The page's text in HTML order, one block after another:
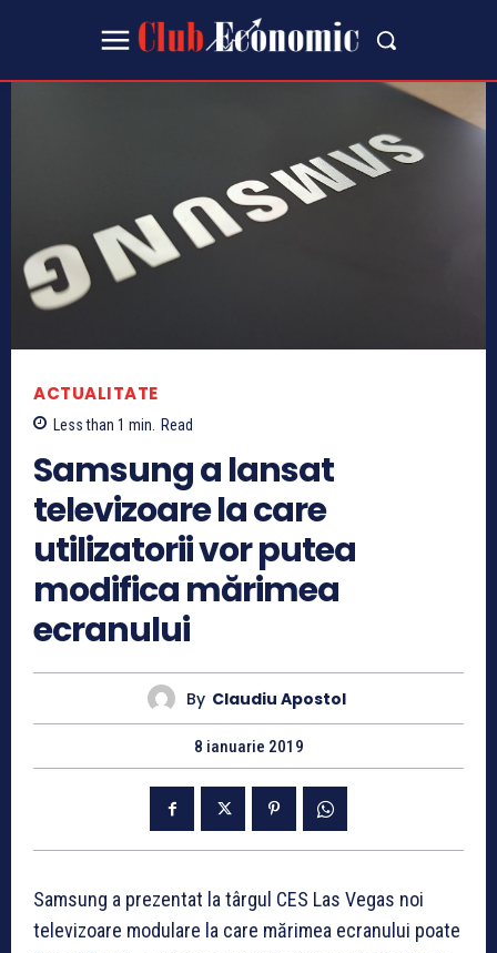
ACTUALITATE
Less than 1 min. Read
Samsung a lansat
televizoare la care
utilizatorii vor putea
modifica mărimea
ecranului
By Claudiu Apostol
8 ianuarie 2019
Samsung a prezentat la târgul CES Las Vegas noi
televizoare modulare la care mărimea ecranului poate